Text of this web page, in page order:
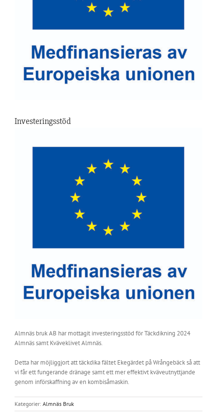
Investeringsstöd
Almnäs bruk AB har mottagit investeringsstöd för Täckdikning 2024
Almnäs samt Kväveklivet Almnäs.
Detta har möjliggjort att täckdika fältet Ekegärdet på Wrångebäck så att
vi får ett fungerande dränage samt ett mer effektivt kväveutnyttjande
genom införskaffning av en kombisåmaskin.
Kategorier: Almnäs Bruk